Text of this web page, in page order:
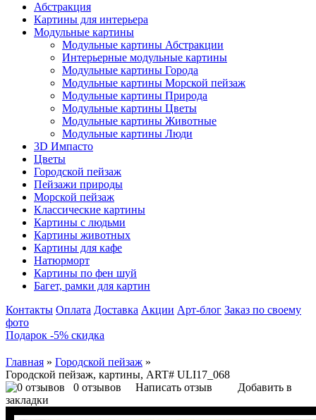
Абстракция
Картины для интерьера
Модульные картины
Модульные картины Абстракции
Интерьерные модульные картины
Модульные картины Города
Модульные картины Морской пейзаж
Модульные картины Природа
Модульные картины Цветы
Модульные картины Животные
Модульные картины Люди
3D Импасто
Цветы
Городской пейзаж
Пейзажи природы
Морской пейзаж
Классические картины
Картины с людьми
Картины животных
Картины для кафе
Натюрморт
Картины по фен шуй
Багет, рамки для картин
Контакты Оплата Доставка Акции Арт-блог Заказ по своему
фото
Подарок -5% скидка
Главная » Городской пейзаж »
Городской пейзаж, картины, ART# ULI17_068
0 отзывов
Написать отзыв
Добавить в
закладки